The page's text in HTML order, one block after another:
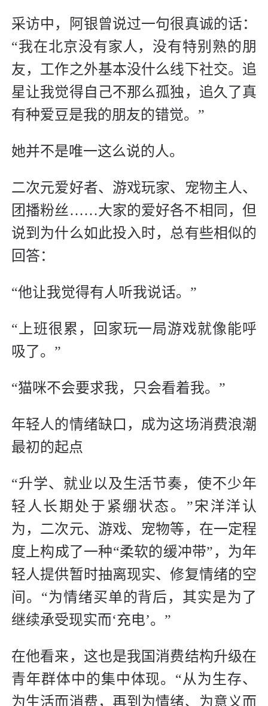
采访中，阿银曾说过一句很真诚的话：
“我在北京没有家人，没有特别熟的朋
友，工作之外基本没什么线下社交。追
星让我觉得自己不那么孤独，追久了真
有种爱豆是我的朋友的错觉。”
她并不是唯一这么说的人。
二次元爱好者、游戏玩家、宠物主人、
团播粉丝……大家的爱好各不相同，但
说到为什么如此投入时，总有些相似的
回答：
“他让我觉得有人听我说话。”
“上班很累，回家玩一局游戏就像能呼
吸了。”
“猫咪不会要求我，只会看着我。”
年轻人的情绪缺口，成为这场消费浪潮
最初的起点
“升学、就业以及生活节奏，使不少年
轻人长期处于紧绷状态。”宋洋洋认
为，二次元、游戏、宠物等，在一定程
度上构成了一种“柔软的缓冲带”，为年
轻人提供暂时抽离现实、修复情绪的空
间。“为情绪买单的背后，其实是为了
继续承受现实而‘充电’。”
在他看来，这也是我国消费结构升级在
青年群体中的集中体现。“从为生存、
为生活而消费，再到为情绪、为意义而